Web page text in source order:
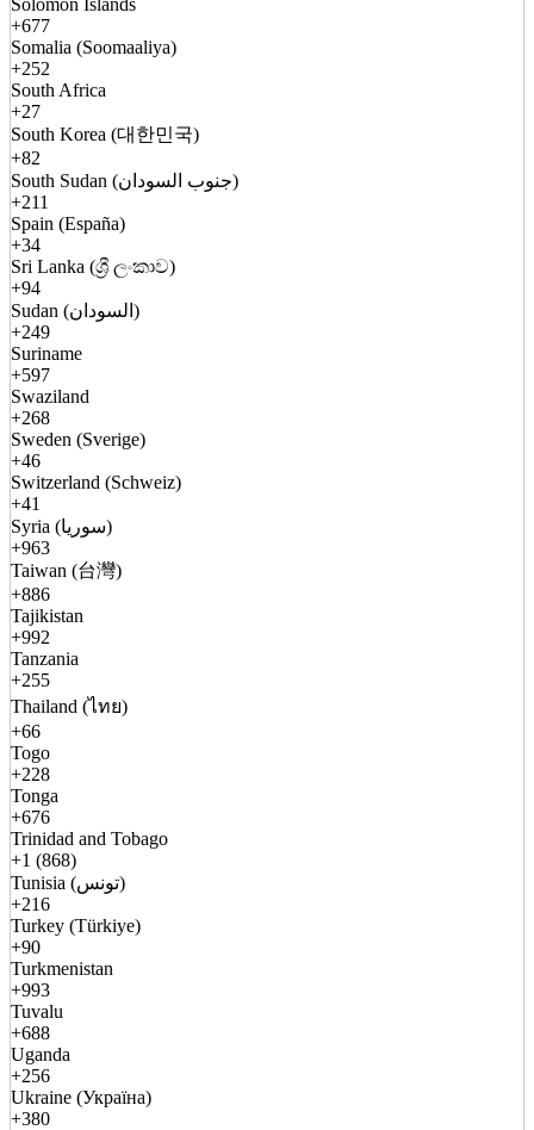
Solomon Islands
+677
Somalia (Soomaaliya)
+252
South Africa
+27
South Korea (대한민국)
+82
South Sudan (جنوب السودان)
+211
Spain (España)
+34
Sri Lanka (ශ්‍රී ලංකාව)
+94
Sudan (السودان)
+249
Suriname
+597
Swaziland
+268
Sweden (Sverige)
+46
Switzerland (Schweiz)
+41
Syria (سوريا)
+963
Taiwan (台灣)
+886
Tajikistan
+992
Tanzania
+255
Thailand (ไทย)
+66
Togo
+228
Tonga
+676
Trinidad and Tobago
+1 (868)
Tunisia (تونس)
+216
Turkey (Türkiye)
+90
Turkmenistan
+993
Tuvalu
+688
Uganda
+256
Ukraine (Україна)
+380